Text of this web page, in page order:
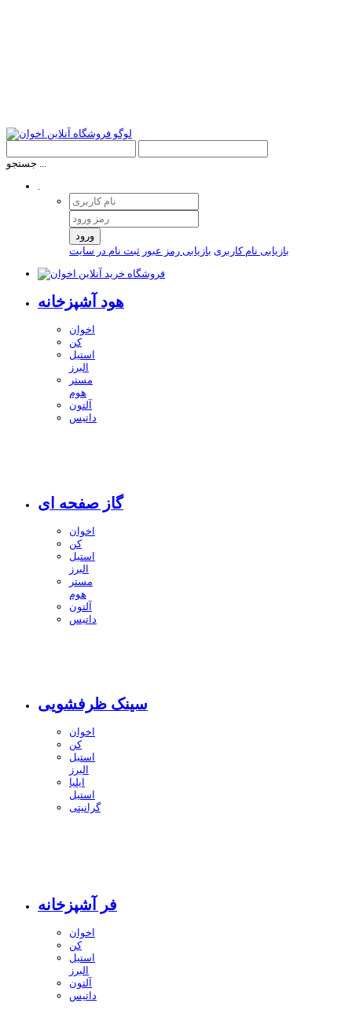
جستجو ...
.
ورود
بازیابی نام کاربری بازیابی رمز عبور ثبت نام در سایت
هود آشپزخانه
اخوان
کن
استیل
البرز
مستر
هوم
آلتون
داتیس
گاز صفحه ای
اخوان
کن
استیل
البرز
مستر
هوم
آلتون
داتیس
سینک ظرفشویی
اخوان
کن
استیل
البرز
ایلیا
استیل
گرانیتی
فر آشپزخانه
اخوان
کن
استیل
البرز
آلتون
داتیس